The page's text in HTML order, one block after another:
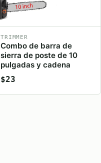
TRIMMER
Combo de barra de
sierra de poste de 10
pulgadas y cadena
$23